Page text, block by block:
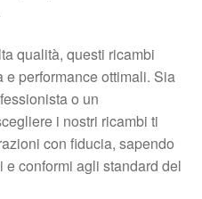
qualità, questi ricambi
performance ottimali. Sia
o un
i nostri ricambi ti
con fiducia, sapendo
conformi agli standard del